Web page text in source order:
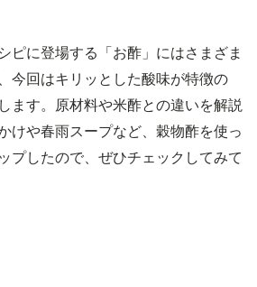
ピに登場する「お酢」にはさまざま
今回はキリッとした酸味が特徴の
ます。原材料や米酢との違いを解説
けや春雨スープなど、穀物酢を使っ
プしたので、ぜひチェックしてみて